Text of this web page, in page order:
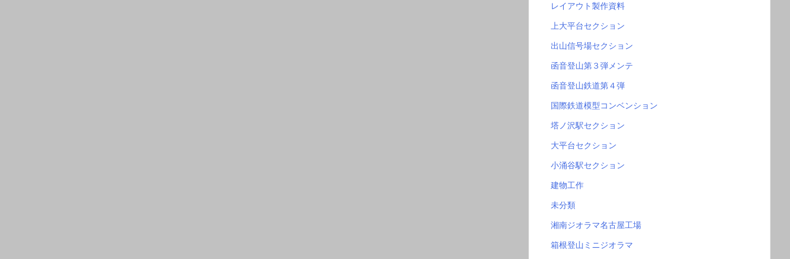
レイアウト製作資料
上大平台セクション
出山信号場セクション
函音登山第３弾メンテ
函音登山鉄道第４弾
国際鉄道模型コンベンション
塔ノ沢駅セクション
大平台セクション
小涌谷駅セクション
建物工作
未分類
湘南ジオラマ名古屋工場
箱根登山ミニジオラマ